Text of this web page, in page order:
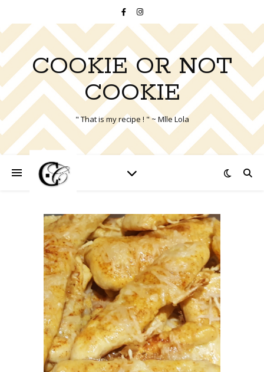
COOKIE OR NOT
COOKIE
" That is my recipe ! " ~ Mlle Lola